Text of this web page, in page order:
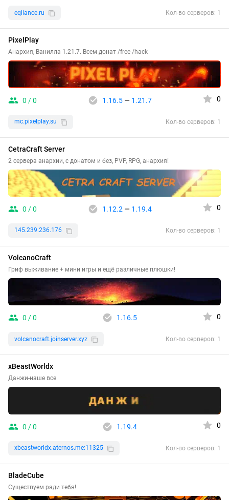
eqliance.ru Кол-во серверов: 1
PixelPlay
Анархия, Ванилла 1.21.7. Всем донат /free /hack
0 / 0 1.16.5— 1.21.7 0
mc.pixelplay.su Кол-во серверов: 1
CetraCraft Server
2 сервера анархии, с донатом и без, PVP, RPG, анархия!
0 / 0 1.12.2 — 1.19.4 0
145.239.236.176 Кол-во серверов: 1
VolcanoCraft
Гриф выживание + мини игры и ещё различные плюшки!
0 / 0 1.16.5 0
volcanocraft.joinserver.xyz Кол-во серверов: 1
xBeastWorldx
Данжи-наше все
0 / 0 1.19.4 0
xbeastworldx.aternos.me:11325 Кол-во серверов: 1
BladeCube
Существуем ради тебя!